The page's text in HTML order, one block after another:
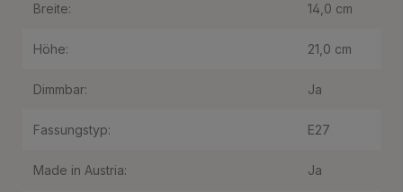
Breite: 14,0 cm
Höhe: 21,0 cm
Dimmbar: Ja
Fassungstyp: E27
Made in Austria: Ja